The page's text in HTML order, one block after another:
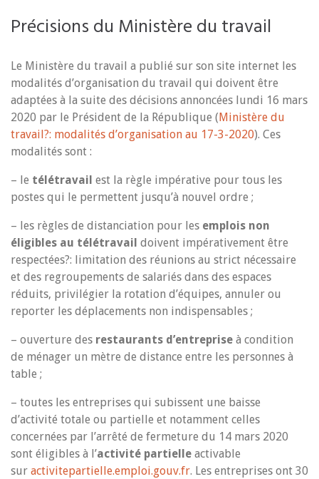
Précisions du Ministère du travail
Le Ministère du travail a publié sur son site internet les
modalités d’organisation du travail qui doivent être
adaptées à la suite des décisions annoncées lundi 16 mars
2020 par le Président de la République (Ministère du
travail?: modalités d’organisation au 17-3-2020). Ces
modalités sont :
– le télétravail est la règle impérative pour tous les
postes qui le permettent jusqu’à nouvel ordre ;
– les règles de distanciation pour les emplois non
éligibles au télétravail doivent impérativement être
respectées?: limitation des réunions au strict nécessaire
et des regroupements de salariés dans des espaces
réduits, privilégier la rotation d’équipes, annuler ou
reporter les déplacements non indispensables ;
– ouverture des restaurants d’entreprise à condition
de ménager un mètre de distance entre les personnes à
table ;
– toutes les entreprises qui subissent une baisse
d’activité totale ou partielle et notamment celles
concernées par l’arrêté de fermeture du 14 mars 2020
sont éligibles à l’activité partielle activable
sur activitepartielle.emploi.gouv.fr. Les entreprises ont 30